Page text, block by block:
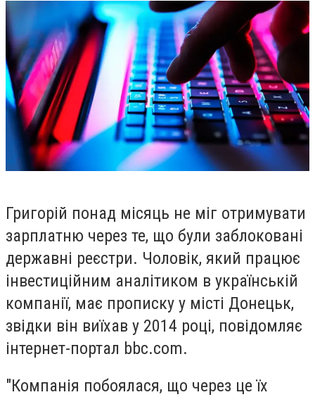
Григорій понад місяць не міг отримувати
зарплатню через те, що були заблоковані
державні реєстри. Чоловік, який працює
інвестиційним аналітиком в українській
компанії, має прописку у місті Донецьк,
звідки він виїхав у 2014 році, повідомляє
інтернет-портал bbc.com.
"Компанія побоялася, що через це їх